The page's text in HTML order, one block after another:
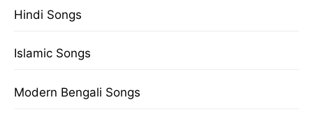
Hindi Songs
Islamic Songs
Modern Bengali Songs